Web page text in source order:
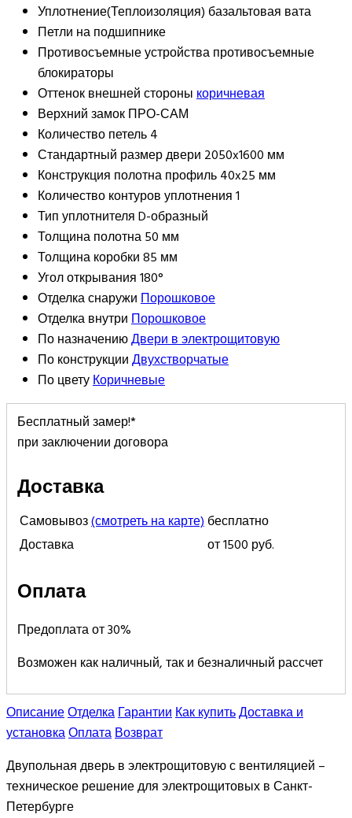
Уплотнение(Теплоизоляция) базальтовая вата
Петли на подшипнике
Противосъемные устройствапротивосъемные
блокираторы
Оттенок внешней стороныкоричневая
Верхний замокПРО-САМ
Количество петель4
Стандартный размер двери 2050x1600 мм
Конструкция полотнапрофиль 40x25 мм
Количество контуров уплотнения1
Тип уплотнителяD-образный
Толщина полотна50 мм
Толщина коробки85 мм
Угол открывания180°
Отделка снаружиПорошковое
Отделка внутриПорошковое
По назначениюДвери в электрощитовую
По конструкцииДвухстворчатые
По цветуКоричневые
Бесплатный замер!*
при заключении договора
Доставка
Самовывоз(смотреть на карте)бесплатно
Доставка
от 1500 руб.
Оплата
Предоплата от 30%
Возможен как наличный, так и безналичный рассчет
ОписаниеОтделкаГарантииКак купитьДоставка и
установкаОплатаВозврат
Двупольная дверь в электрощитовую с вентиляцией –
техническое решение для электрощитовых в Санкт-
Петербурге